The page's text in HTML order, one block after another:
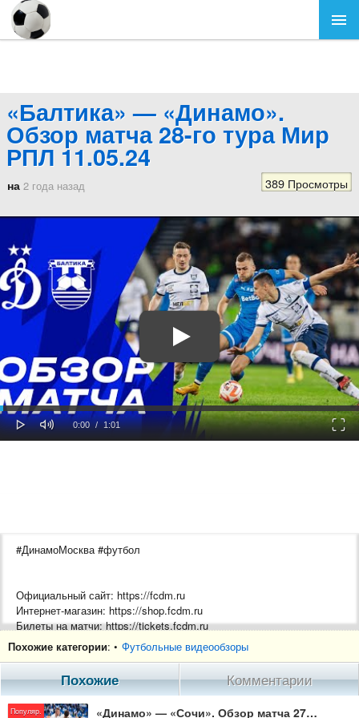
«Балтика» — «Динамо».
Обзор матча 28-го тура Мир
РПЛ 11.05.24
на 2 года назад 389 Просмотры
Play Mute
Current
0:00 / Duration
1:01
#ДинамоМосква #футбол
Официальный сайт: https://fcdm.ru
Интернет-магазин: https://shop.fcdm.ru
Билеты на матчи: https://tickets.fcdm.ru
Абонементы: https://tickets.fcdm.ru/subscriptions
VIP-продукты: https://tickets.fcdm.ru/vip/hospitality
Академия: https://academy.fcdm.ru
Эндаумент-фонд: https://fund.fcdm.ru
Похожие категории: • Футбольные видеообзоры
Похожие Комментарии
Популяр. «Динамо» — «Сочи». Обзор матча 27-го тура Мир РПЛ 5.05.24